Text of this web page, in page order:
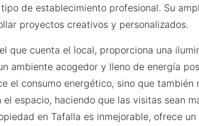
de establecimiento profesional. Su
proyectos creativos y personalizados.
que cuenta el local, proporciona una
ambiente acogedor y lleno de energía
el consumo energético, sino que también
espacio, haciendo que las visitas sean
en Tafalla es inmejorable, ofrece